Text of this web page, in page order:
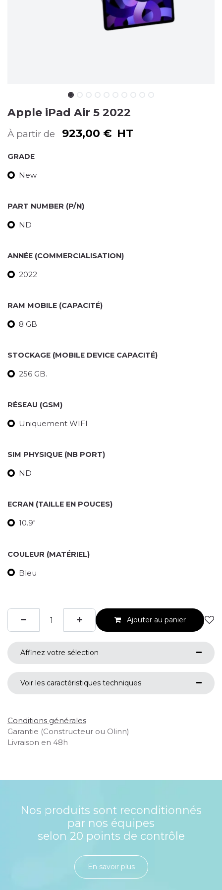
Apple iPad Air 5 2022
À partir de 923,00 € HT
GRADE
New
PART NUMBER (P/N)
ND
ANNÉE (COMMERCIALISATION)
2022
RAM MOBILE (CAPACITÉ)
8 GB
STOCKAGE (MOBILE DEVICE CAPACITÉ)
256 GB.
RÉSEAU (GSM)
Uniquement WIFI
SIM PHYSIQUE (NB PORT)
ND
ECRAN (TAILLE EN POUCES)
10.9"
COULEUR (MATÉRIEL)
Bleu
Ajouter au panier
Affinez votre sélection
Voir les caractéristiques techniques
Conditions générales
Garantie (Constructeur ou Olinn)
Livraison en 48h
Nos produits sont reconditionnés
par nos équipes
selon 20 points de contrôle
En savoir plu​​​​​​​​​​​​​​​​s